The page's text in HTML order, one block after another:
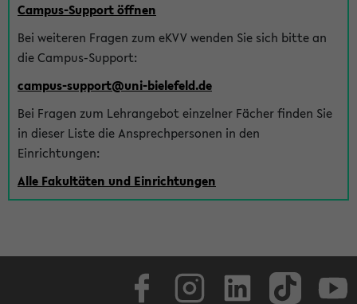
Campus-Support öffnen
Bei weiteren Fragen zum eKVV wenden Sie sich bitte an
die Campus-Support:
campus-support@uni-bielefeld.de
Bei Fragen zum Lehrangebot einzelner Fächer finden Sie
in dieser Liste die Ansprechpersonen in den
Einrichtungen:
Alle Fakultäten und Einrichtungen